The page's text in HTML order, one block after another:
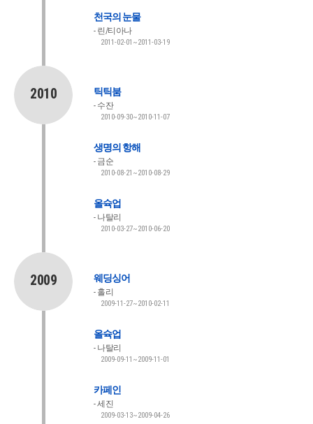
천국의 눈물
린/티아나
2011-02-01~2011-03-19
2010 틱틱붐
수잔
2010-09-30~2010-11-07
생명의 항해
금순
2010-08-21~2010-08-29
올슉업
나탈리
2010-03-27~2010-06-20
2009 웨딩싱어
홀리
2009-11-27~2010-02-11
올슉업
나탈리
2009-09-11~2009-11-01
카페인
세진
2009-03-13~2009-04-26